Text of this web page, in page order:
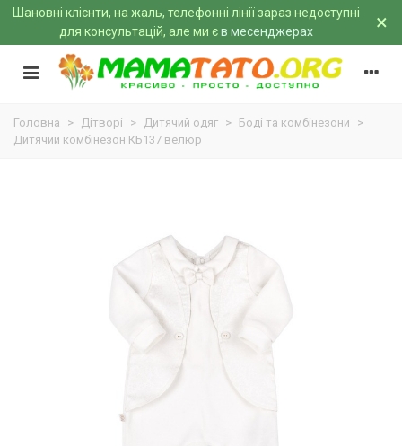
Шановні клієнти, на жаль, телефонні лінії зараз недоступні
для консультацій, але ми єв месенджерах ×
Головна > Дітворі > Дитячий одяг > Боді та комбінезони
>
Дитячий комбінезон КБ137 велюр